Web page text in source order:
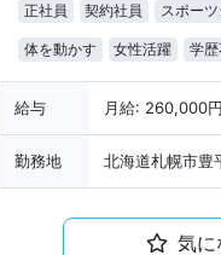
正社員 契約社員 スポー
体を動かす 女性活躍 学
給与 月給: 260,000
勤務地 北海道札幌市豊
気に